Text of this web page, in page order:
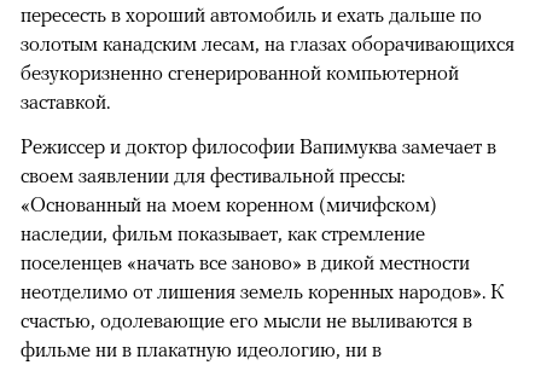
пересесть в хороший автомобиль и ехать дальше по
золотым канадским лесам, на глазах оборачивающихся
безукоризненно сгенерированной компьютерной
заставкой.
Режиссер и доктор философии Вапимуква замечает в
своем заявлении для фестивальной прессы:
«Основанный на моем коренном (мичифском)
наследии, фильм показывает, как стремление
поселенцев «начать все заново» в дикой местности
неотделимо от лишения земель коренных народов». К
счастью, одолевающие его мысли не выливаются в
фильме ни в плакатную идеологию, ни в